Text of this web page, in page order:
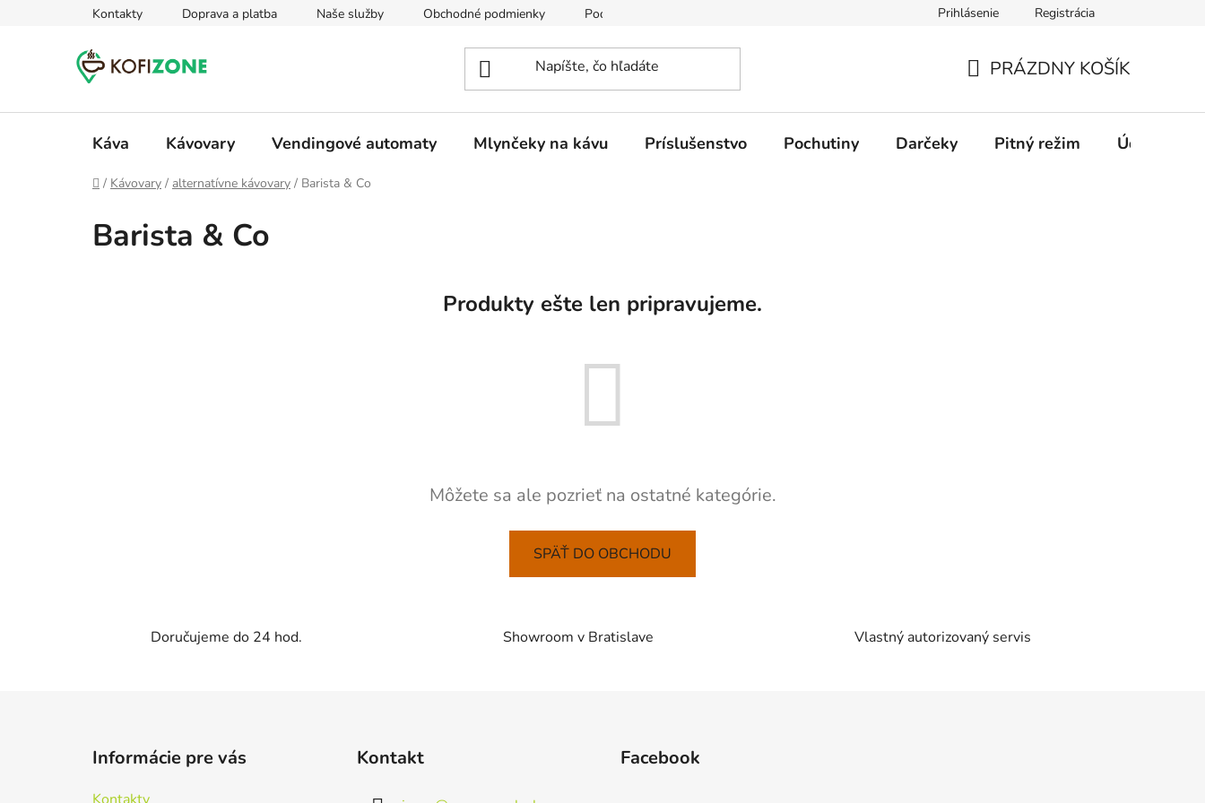
Kontakty Doprava a platba Naše služby Obchodné podmienky Podmienky ochrany osobných údajov Prihlásenie Registrácia
KOŠÍK
PRÁZDNY KOŠÍK
Káva Kávovary Vendingové automaty Mlynčeky na kávu Príslušenstvo Pochutiny Darčeky Pitný režim Údržba
Domov
/ Kávovary / alternatívne kávovary / Barista & Co
Barista & Co
Produkty ešte len pripravujeme.
Môžete sa ale pozrieť na ostatné kategórie.
SPÄŤ DO OBCHODU
Doručujeme do 24 hod. Showroom v Bratislave Vlastný autorizovaný servis
Informácie pre vás Kontakt Facebook